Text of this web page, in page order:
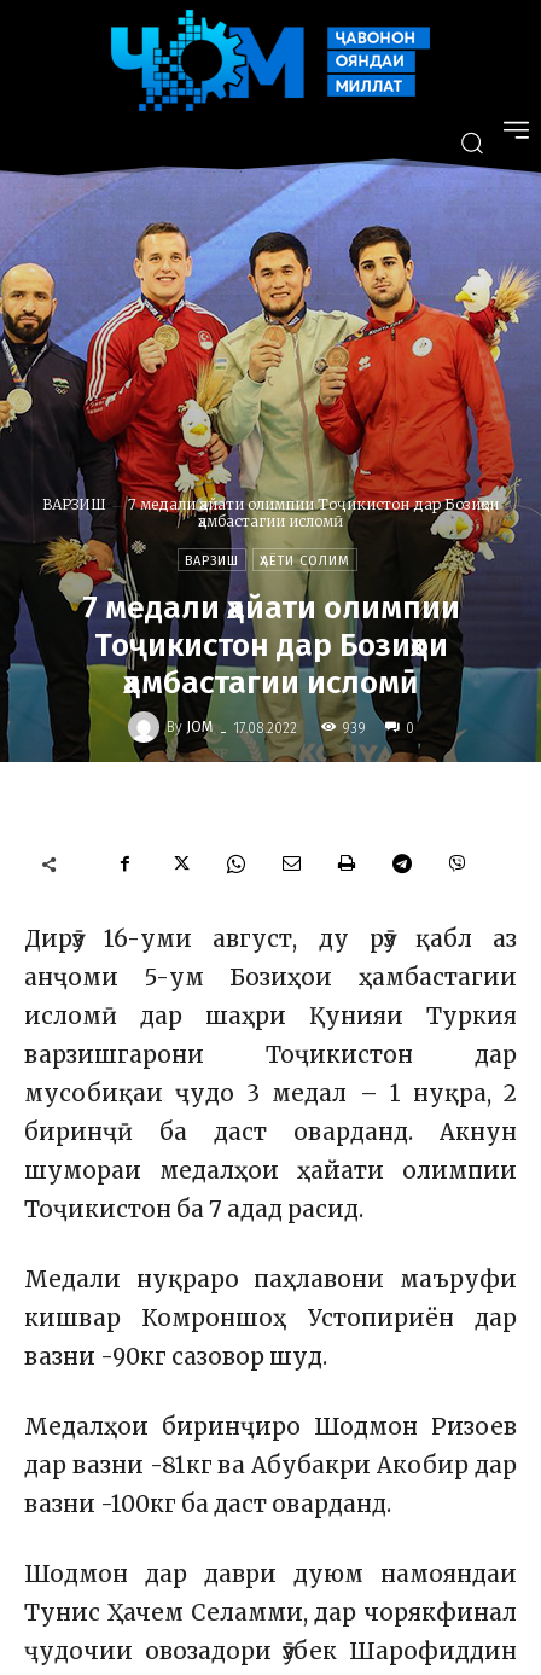
ВАРЗИШ
7 медали ҳайати олимпии Тоҷикистон дар Бозиҳои
ҳамбастагии исломӣ
ВАРЗИШ ҲАЁТИ СОЛИМ
7 медали ҳайати олимпии
Тоҷикистон дар Бозиҳои
ҳамбастагии исломӣ
By JOM - 17.08.2022 939 0
Дирӯз 16-уми август, ду рӯз қабл аз
анҷоми 5-ум Бозиҳои ҳамбастагии
исломӣ дар шаҳри Қунияи Туркия
варзишгарони Тоҷикистон дар
мусобиқаи ҷудо 3 медал – 1 нуқра, 2
биринҷӣ ба даст оварданд. Акнун
шумораи медалҳои ҳайати олимпии
Тоҷикистон ба 7 адад расид.
Медали нуқраро паҳлавони маъруфи
кишвар Комроншоҳ Устопириён дар
вазни -90кг сазовор шуд.
Медалҳои биринҷиро Шодмон Ризоев
дар вазни -81кг ва Абубакри Акобир дар
вазни -100кг ба даст оварданд.
Шодмон дар даври дуюм намояндаи
Тунис Ҳачем Селамми, дар чорякфинал
ҷудочии овозадори ӯзбек Шарофиддин